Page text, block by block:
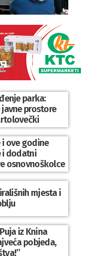
parka:
prostore
i ove godine
i dodatni
osnovnoškolce
mjesta i
iz Knina
pobjeda,